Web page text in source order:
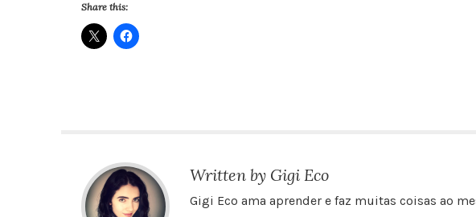
Share this:
Written by Gigi Eco
Gigi Eco ama aprender e faz muitas coisas ao